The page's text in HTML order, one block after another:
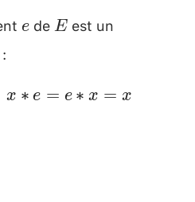
e
e deE
E est un
x ∗ e = e ∗ x = x